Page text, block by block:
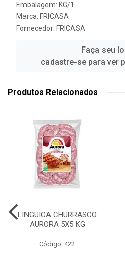
Embalagem: KG/1
Marca: FRICASA
Fornecedor: FRICASA
Faça seu
cadastre-se para ver
Produtos Relacionados
LINGUICA CHURRASCO
AURORA 5X5 KG
Código: 422